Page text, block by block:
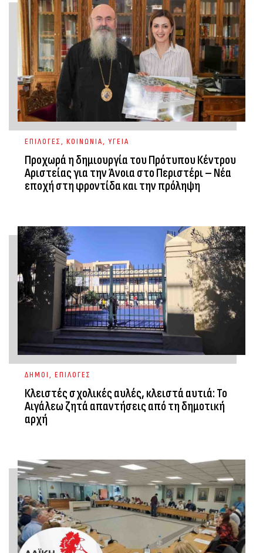
ΕΠΙΛΟΓΕΣ, ΚΟΙΝΩΝΙΑ, ΥΓΕΙΑ
Προχωρά η δημιουργία του Πρότυπου Κέντρου
Αριστείας για την Άνοια στο Περιστέρι – Νέα
εποχή στη φροντίδα και την πρόληψη
ΔΗΜΟΙ, ΕΠΙΛΟΓΕΣ
Κλειστές σχολικές αυλές, κλειστά αυτιά: Το
Αιγάλεω ζητά απαντήσεις από τη δημοτική
αρχή